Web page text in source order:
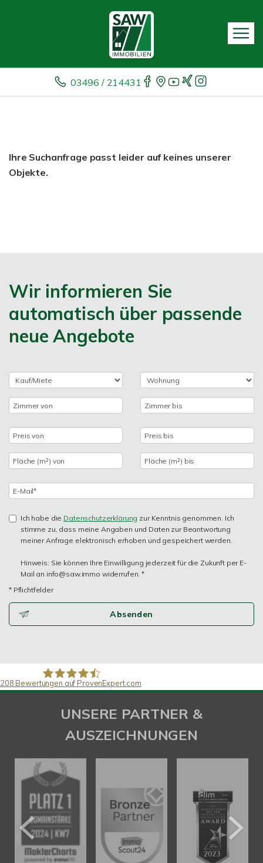
03496 / 214431
Ihre Suchanfrage passt leider auf keines unserer
Objekte.
Wir informieren Sie
automatisch über passende
neue Angebote
Ich habe die Datenschutzerklärung zur Kenntnis genommen. Ich
stimme zu, dass meine Angaben und Daten zur Beantwortung
meiner Anfrage elektronisch erhoben und gespeichert werden.
Hinweis: Sie können Ihre Einwilligung jederzeit für die Zukunft per E-
Mail an info@saw.immo widerrufen. *
* Pflichtfelder
Absenden
SAW Immobilien
208 Bewertungen auf ProvenExpert.com
UNSERE PARTNER &
AUSZEICHNUNGEN